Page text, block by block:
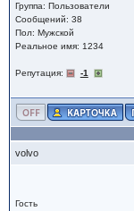
Группа: Пользователи
Сообщений: 38
Пол: Мужской
Реальное имя: 1234
Репутация: -1
volvo
Гость